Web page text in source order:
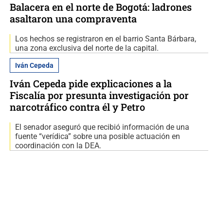
Balacera en el norte de Bogotá: ladrones
asaltaron una compraventa
Los hechos se registraron en el barrio Santa Bárbara,
una zona exclusiva del norte de la capital.
Iván Cepeda
Iván Cepeda pide explicaciones a la
Fiscalía por presunta investigación por
narcotráfico contra él y Petro
El senador aseguró que recibió información de una
fuente “verídica” sobre una posible actuación en
coordinación con la DEA.